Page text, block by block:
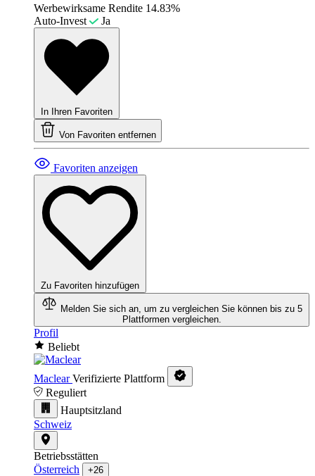
Werbewirksame Rendite 14.83%
Auto-Invest
Ja
In Ihren Favoriten
Von Favoriten entfernen
Favoriten anzeigen
Zu Favoriten hinzufügen
Melden Sie sich an, um zu vergleichen Sie können bis zu 5
Plattformen vergleichen.
Profil
Beliebt
Maclear Verifizierte Plattform
Reguliert
Hauptsitzland
Schweiz
Betriebsstätten
Österreich
+26